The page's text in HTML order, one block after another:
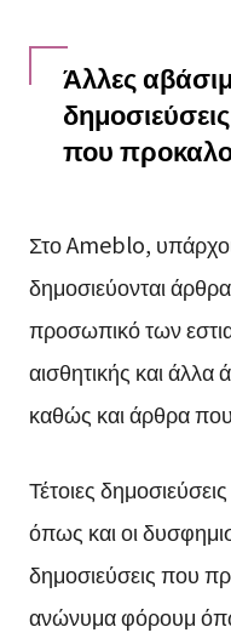
Άλλες
που
Στο Ameblo,
δημοσιεύονται
προσωπικό των
αισθητικής και
καθώς και άρθρα
Τέτοιες
όπως και οι
δημοσιεύσεις που
ανώνυμα φόρουμ